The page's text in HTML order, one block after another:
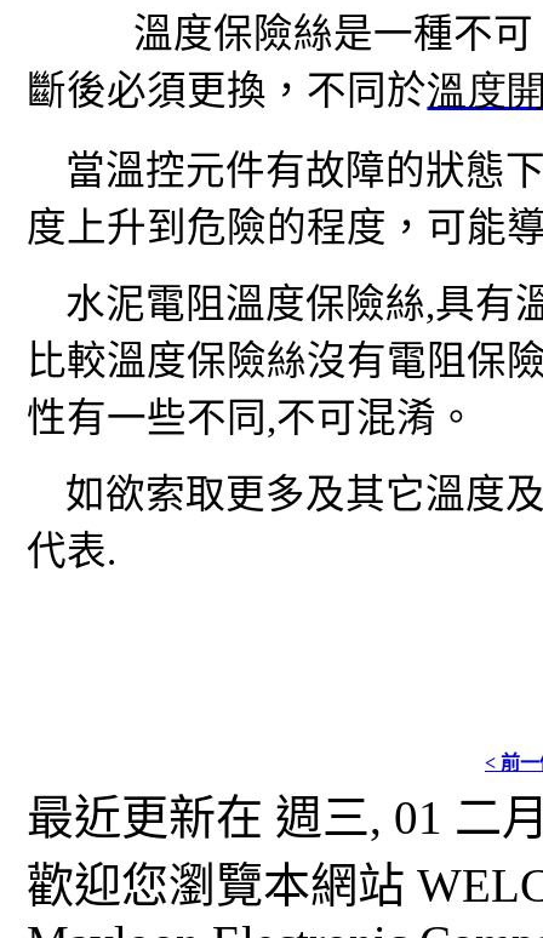
溫度保險絲是一種不可
斷後必須更換，不同於溫度
當溫控元件有故障的狀態
度上升到危險的程度，可能
水泥電阻溫度保險絲,具有
比較溫度保險絲沒有電阻保
性有一些不同 ,不可混淆。
如欲索取更多及其它溫度
代表.
< 前一
最近更新在 週三, 01 二
歡迎您瀏覽本網站